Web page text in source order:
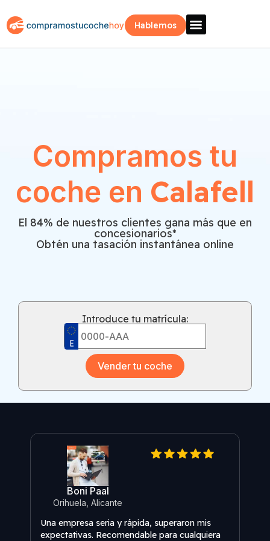
Hablemos
Compramos tu
coche en Calafell
El 84% de nuestros clientes gana más que en
concesionarios*
Obtén una tasación instantánea online
Introduce tu matrícula:
Vender tu coche
Boni Paal
Orihuela, Alicante
Una empresa seria y rápida, superaron mis
expectativas. Recomendable para cualquiera